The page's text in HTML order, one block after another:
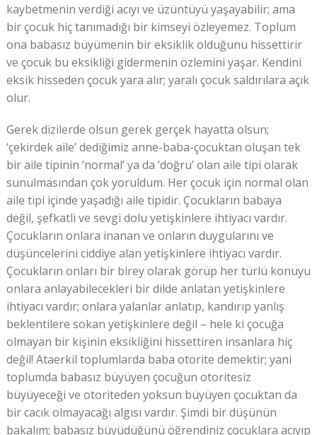
kaybetmenin verdiği acıyı ve üzüntüyü yaşayabilir; ama
bir çocuk hiç tanımadığı bir kimseyi özleyemez. Toplum
ona babasız büyümenin bir eksiklik olduğunu hissettirir
ve çocuk bu eksikliği gidermenin özlemini yaşar. Kendini
eksik hisseden çocuk yara alır; yaralı çocuk saldırılara açık
olur.
Gerek dizilerde olsun gerek gerçek hayatta olsun;
‘çekirdek aile’ dediğimiz anne-baba-çocuktan oluşan tek
bir aile tipinin ‘normal’ ya da ‘doğru’ olan aile tipi olarak
sunulmasından çok yoruldum. Her çocuk için normal olan
aile tipi içinde yaşadığı aile tipidir. Çocukların babaya
değil, şefkatli ve sevgi dolu yetişkinlere ihtiyacı vardır.
Çocukların onlara inanan ve onların duygularını ve
düşüncelerini ciddiye alan yetişkinlere ihtiyacı vardır.
Çocukların onları bir birey olarak görüp her türlü konuyu
onlara anlayabilecekleri bir dilde anlatan yetişkinlere
ihtiyacı vardır; onlara yalanlar anlatıp, kandırıp yanlış
beklentilere sokan yetişkinlere değil – hele ki çocuğa
olmayan bir kişinin eksikliğini hissettiren insanlara hiç
değil! Ataerkil toplumlarda baba otorite demektir; yani
toplumda babasız büyüyen çocuğun otoritesiz
büyüyeceği ve otoriteden yoksun büyüyen çocuktan da
bir cacık olmayacağı algısı vardır. Şimdi bir düşünün
bakalım; babasız büyüdüğünü öğrendiniz çocuklara acıyıp